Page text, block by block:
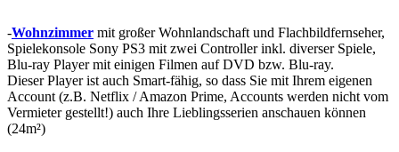
-Wohnzimmer mit großer Wohnlandschaft und Flachbildfernseher,
Spielekonsole Sony PS3 mit zwei Controller inkl. diverser Spiele,
Blu-ray Player mit einigen Filmen auf DVD bzw. Blu-ray.
Dieser Player ist auch Smart-fähig, so dass Sie mit Ihrem eigenen
Account (z.B. Netflix / Amazon Prime, Accounts werden nicht vom
Vermieter gestellt!) auch Ihre Lieblingsserien anschauen können
(24m²)